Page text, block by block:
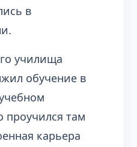
в
училища
обучение в
проучился там
карьера